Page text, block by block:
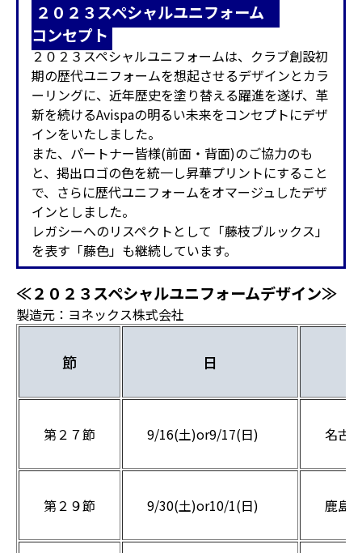
２０２３スペシャルユニフォーム
コンセプト
２０２３スペシャルユニフォームは、クラブ創設初
期の歴代ユニフォームを想起させるデザインとカラ
ーリングに、近年歴史を塗り替える躍進を遂げ、革
新を続けるAvispaの明るい未来をコンセプトにデザ
インをいたしました。
また、パートナー皆様(前面・背面)のご協力のも
と、掲出ロゴの色を統一し昇華プリントにすること
で、さらに歴代ユニフォームをオマージュしたデザ
インとしました。
レガシーへのリスペクトとして「藤枝ブルックス」
を表す「藤色」も継続しています。
≪２０２３スペシャルユニフォームデザイン≫
製造元：ヨネックス株式会社
節 日
第２７節 9/16(土)or9/17(日) 名古
第２９節 9/30(土)or10/1(日) 鹿島